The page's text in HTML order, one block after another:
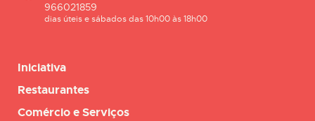
966021859
dias úteis e sábados das 10h00 às 18h00
Iniciativa
Restaurantes
Comércio e Serviços